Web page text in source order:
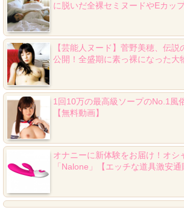
に脱いだ全裸セミヌードやEカッ
【芸能人ヌード】菅野美穂、伝
公開！全盛期に素っ裸になった
1回10万の最高級ソープのNo.1風
【無料動画】
オナニーに新体験をお届け！オシ
「Nalone」【エッチな道具激安通